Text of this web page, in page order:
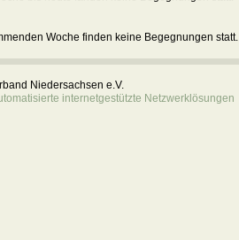
Woche finden keine Begegnungen statt.
Niedersachsen e.V.
internetgestützte Netzwerklösungen